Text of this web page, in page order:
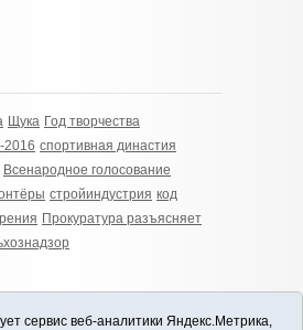
Щука Год творчества
2016 спортивная династия
Всенародное голосование
стройиндустрия код
Прокуратура разъясняет
сервис веб-аналитики Яндекс.Метрика,